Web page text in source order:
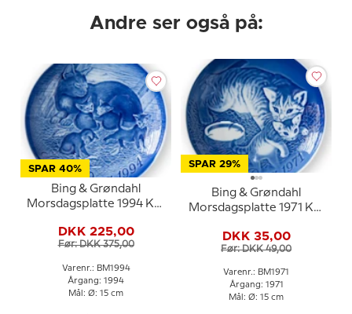
Andre ser også på:
SPAR 40%
Bing & Grøndahl
Morsdagsplatte 1994 Kat
DKK 225,00
Før: DKK 375,00
Varenr.: BM1994
Årgang: 1994
Mål: Ø: 15 cm
SPAR 29%
Bing & Grøndahl
Morsdagsplatte 1971 Kat
DKK 35,00
Før: DKK 49,00
Varenr.: BM1971
Årgang: 1971
Mål: Ø: 15 cm